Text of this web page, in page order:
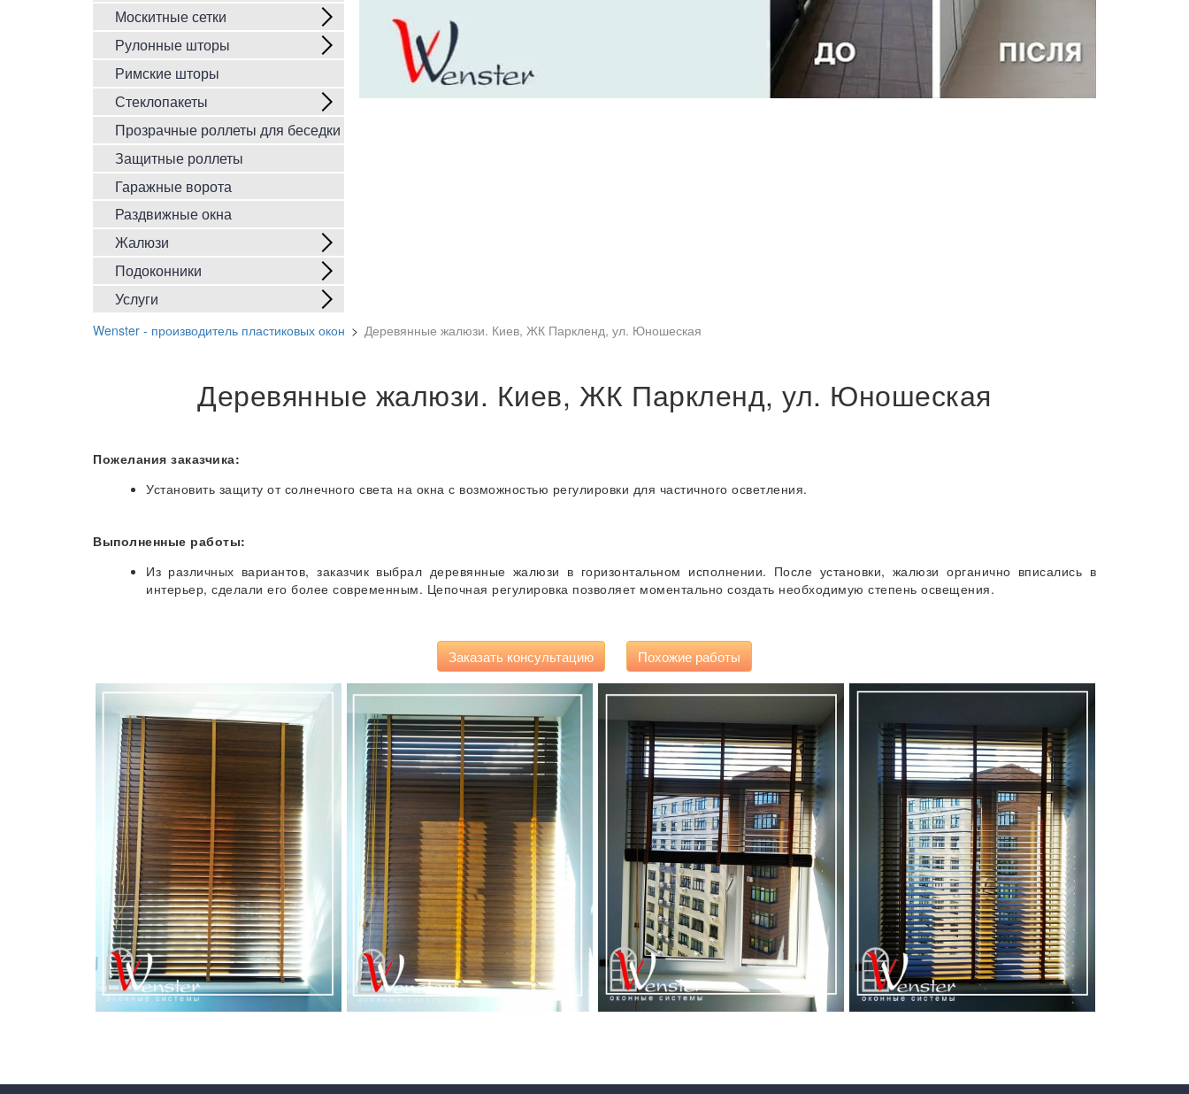
Москитные сетки
Рулонные шторы
Римские шторы
Стеклопакеты
Прозрачные роллеты для беседки
Защитные роллеты
Гаражные ворота
Раздвижные окна
Жалюзи
Подоконники
Услуги
Wenster - производитель пластиковых окон > Деревянные жалюзи. Киев, ЖК Паркленд, ул. Юношеская
Деревянные жалюзи. Киев, ЖК Паркленд, ул. Юношеская
Пожелания заказчика:
Установить защиту от солнечного света на окна с возможностью регулировки для частичного осветления.
Выполненные работы:
Из различных вариантов, заказчик выбрал деревянные жалюзи в горизонтальном исполнении. После установки, жалюзи органично вписались в
интерьер, сделали его более современным. Цепочная регулировка позволяет моментально создать необходимую степень освещения.
Заказать консультацию Похожие работы